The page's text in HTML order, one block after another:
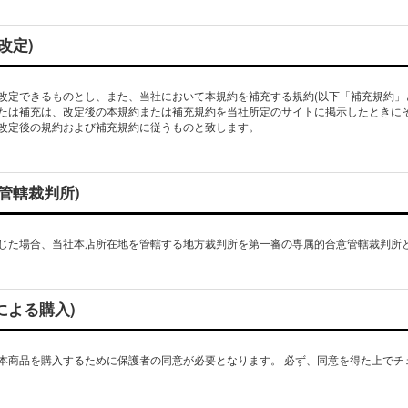
定)
定できるものとし、また、当社において本規約を補充する規約(以下「補充規約
は補充は、改定後の本規約または補充規約を当社所定のサイトに掲示したときに
定後の規約および補充規約に従うものと致します。
轄裁判所)
た場合、当社本店所在地を管轄する地方裁判所を第一審の専属的合意管轄裁判所
よる購入)
商品を購入するために保護者の同意が必要となります。 必ず、同意を得た上で